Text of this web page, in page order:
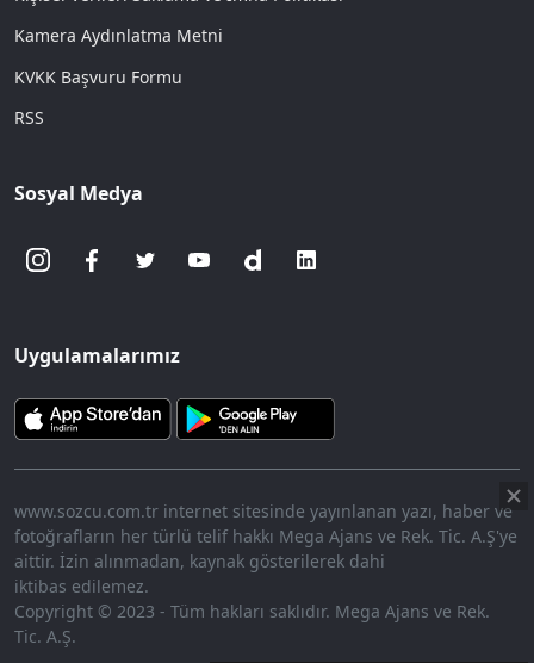
10.45%
Kamera Aydınlatma Metni
KVKK Başvuru Formu
RSS
Sosyal Medya
Uygulamalarımız
www.sozcu.com.tr internet sitesinde yayınlanan yazı, haber ve
fotoğrafların her türlü telif hakkı Mega Ajans ve Rek. Tic. A.Ş'ye
aittir. İzin alınmadan, kaynak gösterilerek dahi
iktibas edilemez.
Copyright © 2023 - Tüm hakları saklıdır. Mega Ajans ve Rek.
Tic. A.Ş.